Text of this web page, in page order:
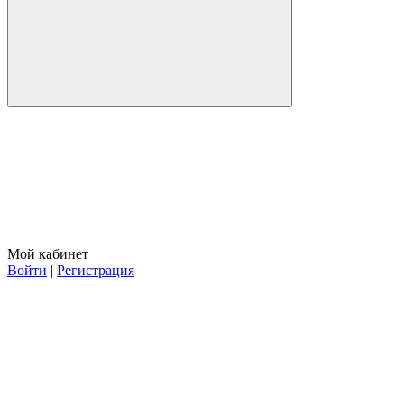
Мой кабинет
Войти | Регистрация